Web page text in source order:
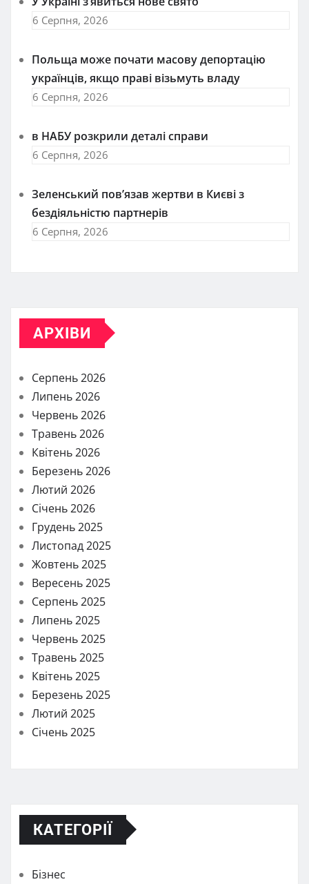
6 Серпня, 2026
Польща може почати масову депортацію
українців, якщо праві візьмуть владу
6 Серпня, 2026
в НАБУ розкрили деталі справи
6 Серпня, 2026
Зеленський пов’язав жертви в Києві з
бездіяльністю партнерів
6 Серпня, 2026
АРХІВИ
Серпень 2026
Липень 2026
Червень 2026
Травень 2026
Квітень 2026
Березень 2026
Лютий 2026
Січень 2026
Грудень 2025
Листопад 2025
Жовтень 2025
Вересень 2025
Серпень 2025
Липень 2025
Червень 2025
Травень 2025
Квітень 2025
Березень 2025
Лютий 2025
Січень 2025
КАТЕГОРІЇ
Бізнес